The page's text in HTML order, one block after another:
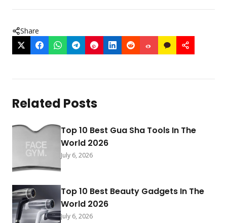
Share
Related Posts
Top 10 Best Gua Sha Tools In The
World 2026
July 6, 2026
Top 10 Best Beauty Gadgets In The
World 2026
July 6, 2026